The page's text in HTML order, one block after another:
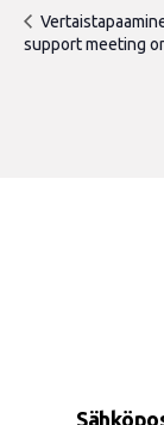
support meeting